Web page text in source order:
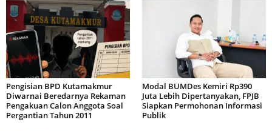
Pengisian BPD Kutamakmur
Diwarnai Beredarnya Rekaman
Pengakuan Calon Anggota Soal
Pergantian Tahun 2011
Modal BUMDes Kemiri Rp390
Juta Lebih Dipertanyakan, FPJB
Siapkan Permohonan Informasi
Publik